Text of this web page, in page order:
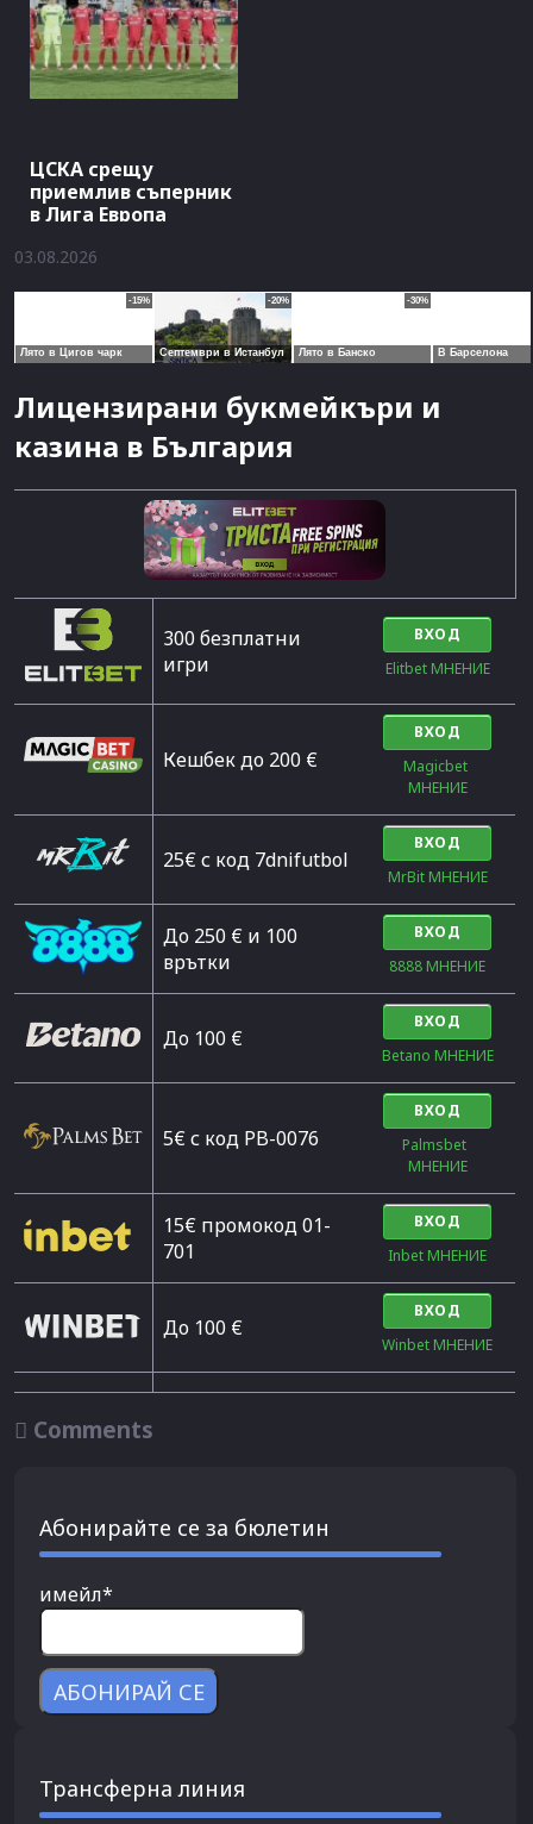
ЦСКА срещу
приемлив съперник
в Лига Европа
03.08.2026
Лицензирани букмейкъри и
казина в България
300 безплатни
игри
ВХОД
Elitbet МНЕНИЕ
Кешбек до 200 €
ВХОД
Magicbet
МНЕНИЕ
25€ с код 7dnifutbol
ВХОД
MrBit МНЕНИЕ
До 250 € и 100
врътки
ВХОД
8888 МНЕНИЕ
Дo 100 €
ВХОД
Betano МНЕНИЕ
5€ с код PB-0076
ВХОД
Palmsbet
МНЕНИЕ
15€ промокод 01-
701
ВХОД
Inbet МНЕНИЕ
До 100 €
ВХОД
Winbet МНЕНИЕ
 Comments
Абонирайте се за бюлетин
имейл*
Трансферна линия